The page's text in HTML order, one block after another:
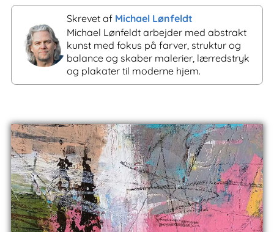
Skrevet af Michael Lønfeldt
Michael Lønfeldt arbejder med abstrakt
kunst med fokus på farver, struktur og
balance og skaber malerier, lærredstryk
og plakater til moderne hjem.